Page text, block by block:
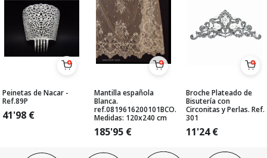
Peinetas de Nacar -
Ref.89P
41'98 €
Mantilla española
Blanca.
ref.0819616200101BCO.
Medidas: 120x240 cm
185'95 €
Broche Plateado de
Bisutería con
Circonitas y Perlas. Ref.
301
11'24€